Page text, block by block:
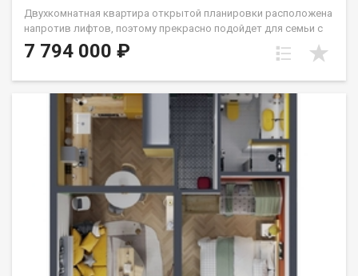
Двухкомнатная квартира открытой планировки расположена
напротив лифтов, поэтому прекрасно подойдет для семьи с
маленьким ребёнком или человека с ограниченными
возможностями. Расположение окон на Сергиев Посад.
компаний «Восток Центр Иркутск»
7 794 000 ₽